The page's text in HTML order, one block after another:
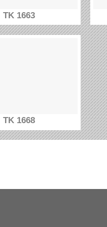
TK 1663
TK 1668